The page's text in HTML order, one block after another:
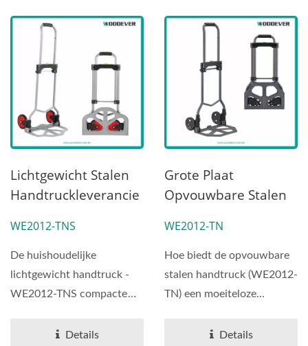
Lichtgewicht Stalen
Handtruckleverancie
Professionele
OEMODM
Handtruckleverancie
R Op Maat Gemaakte
Professionele
WE2012-TNS
De huishoudelijke
lichtgewicht handtruck -
WE2012-TNS compacte
Details
Grote Plaat
Opvouwbare Stalen
(laadvermogen 75
Kg).
WE2012-TN
Hoe biedt de opvouwbare
stalen handtruck (WE2012-
TN) een moeiteloze
handtruck...Details